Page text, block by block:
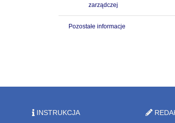
zarządczej
Pozostałe informacje
INSTRUKCJA